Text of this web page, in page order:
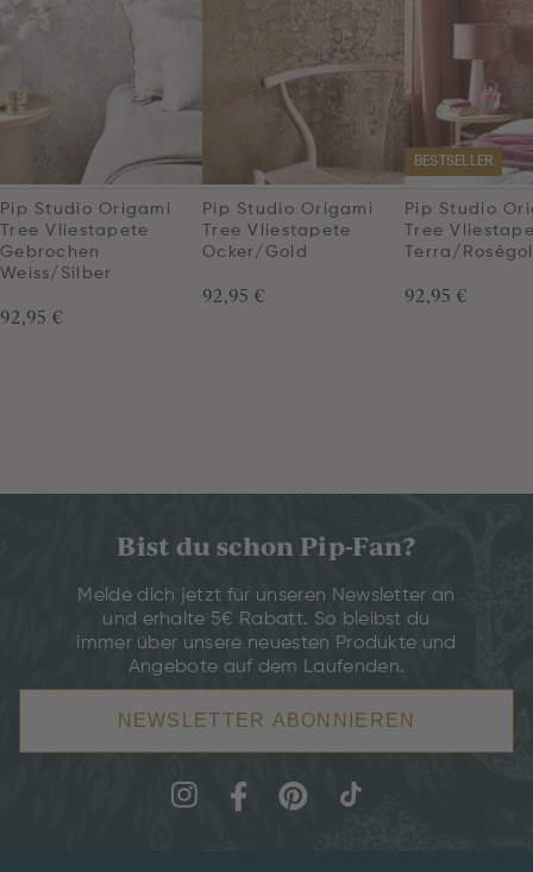
Pip Studio Origami
Tree Vliestapete
Gebrochen
Weiss/Silber
92,95 €
Pip Studio Origami
Tree Vliestapete
Ocker/Gold
92,95 €
BESTSELLER
Pip Studio
Tree
Terra/
92,95 €
Bist du schon Pip-Fan?
Melde dich jetzt für unseren Newsletter an
und erhalte 5€ Rabatt. So bleibst du
immer über unsere neuesten Produkte und
Angebote auf dem Laufenden.
NEWSLETTER ABONNIEREN